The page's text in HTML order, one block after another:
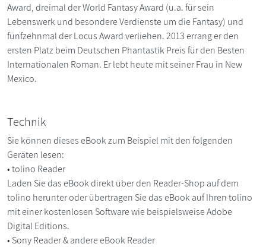
Award, dreimal der World Fantasy Award (u.a. für sein
Lebenswerk und besondere Verdienste um die Fantasy) und
fünfzehnmal der Locus Award verliehen. 2013 errang er den
ersten Platz beim Deutschen Phantastik Preis für den Besten
Internationalen Roman. Er lebt heute mit seiner Frau in New
Mexico.
Technik
Sie können dieses eBook zum Beispiel mit den folgenden
Geräten lesen:
• tolino Reader
Laden Sie das eBook direkt über den Reader-Shop auf dem
tolino herunter oder übertragen Sie das eBook auf Ihren tolino
mit einer kostenlosen Software wie beispielsweise Adobe
Digital Editions.
• Sony Reader & andere eBook Reader